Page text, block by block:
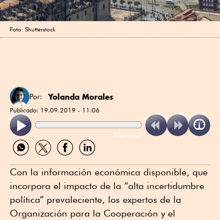
Foto: Shutterstock
Por: Yolanda Morales
Publicado: 19.09.2019 - 11:06
ReadSpeaker
Compartir
por
Compartir
por
Compartir
por
Compartir
por
Con la información económica disponible, que
incorpora el impacto de la “alta incertidumbre
política” prevaleciente, los expertos de la
Organización para la Cooperación y el